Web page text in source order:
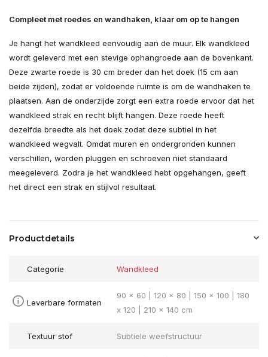
Compleet met roedes en wandhaken, klaar om op te hangen
Je hangt het wandkleed eenvoudig aan de muur. Elk wandkleed
wordt geleverd met een stevige ophangroede aan de bovenkant.
Deze zwarte roede is 30 cm breder dan het doek (15 cm aan
beide zijden), zodat er voldoende ruimte is om de wandhaken te
plaatsen. Aan de onderzijde zorgt een extra roede ervoor dat het
wandkleed strak en recht blijft hangen. Deze roede heeft
dezelfde breedte als het doek zodat deze subtiel in het
wandkleed wegvalt. Omdat muren en ondergronden kunnen
verschillen, worden pluggen en schroeven niet standaard
meegeleverd. Zodra je het wandkleed hebt opgehangen, geeft
het direct een strak en stijlvol resultaat.
Productdetails
Categorie Wandkleed
Leverbare formaten
90 x 60 | 120 x 80 | 150 x 100 | 180
x 120 | 210 x 140 cm
Textuur stof Subtiele weefstructuur